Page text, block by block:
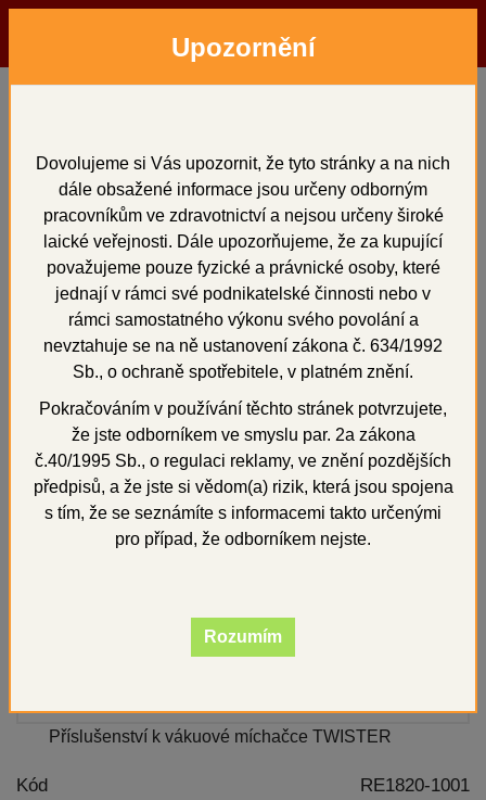
Hledat Přihlásit
MÍCHACÍ KELÍMEK s
míchadlem 1000 ml
Příslušenství k vákuové míchačce TWISTER
Kód
RE1820-1001
Upozornění
Dovolujeme si Vás upozornit, že tyto stránky a na nich
dále obsažené informace jsou určeny odborným
pracovníkům ve zdravotnictví a nejsou určeny široké
laické veřejnosti. Dále upozorňujeme, že za kupující
považujeme pouze fyzické a právnické osoby, které
jednají v rámci své podnikatelské činnosti nebo v
rámci samostatného výkonu svého povolání a
nevztahuje se na ně ustanovení zákona č. 634/1992
Sb., o ochraně spotřebitele, v platném znění.
Pokračováním v používání těchto stránek potvrzujete,
že jste odborníkem ve smyslu par. 2a zákona
č.40/1995 Sb., o regulaci reklamy, ve znění pozdějších
předpisů, a že jste si vědom(a) rizik, která jsou spojena
s tím, že se seznámíte s informacemi takto určenými
pro případ, že odborníkem nejste.
Rozumím